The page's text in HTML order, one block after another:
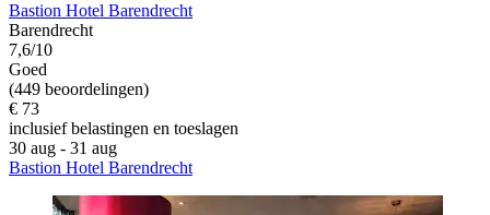
Bastion Hotel Barendrecht
Barendrecht
7,6/10
Goed
(449 beoordelingen)
€ 73
inclusief belastingen en toeslagen
30 aug - 31 aug
Bastion Hotel Barendrecht